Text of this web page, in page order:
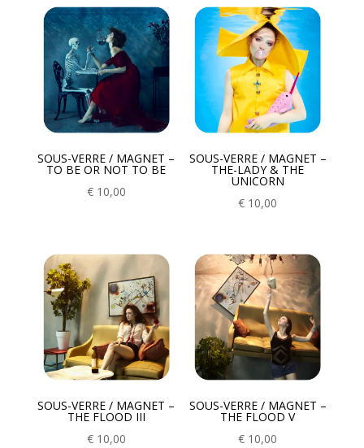
SOUS-VERRE / MAGNET –
TO BE OR NOT TO BE
€10,00
SOUS-VERRE / MAGNET –
THE-LADY & THE
UNICORN
€ 10,00
SOUS-VERRE / MAGNET –
THE FLOOD III
€10,00
SOUS-VERRE / MAGNET –
THE FLOOD V
€ 10,00